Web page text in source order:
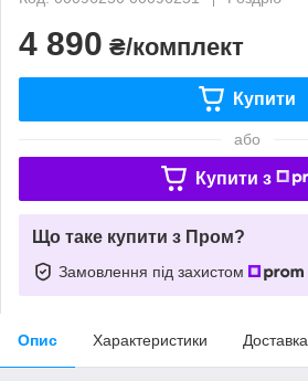
4 890 ₴/комплект
Купити
або
Купити з
Що таке купити з Пром?
Замовлення під захистом
Опис Характеристики Доставка